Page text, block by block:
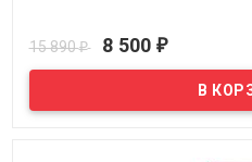
15 890₽ 8 500 ₽